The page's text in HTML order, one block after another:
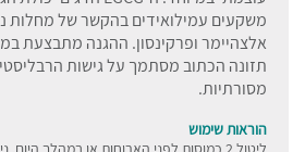
משקעים עמילואידים בהקשר של מחלות
אלצהיימר ופרקינסון. ההגנה מתבצעת
תזונה הכתוב מסתמך על גישות
מסורתיות.
הוראות שימוש